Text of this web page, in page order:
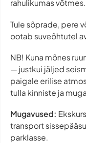
rahulikumas võtmes.
Tule sõprade, pere
ootab suveõhtutel
NB! Kuna mõnes
— justkui jäljed
paigale erilise
tulla kinniste ja
Mugavused:
transport
parklasse.